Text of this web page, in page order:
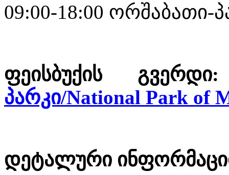
09:00-18:00 ორშაბათი-
ფეისბუქის
პარკი/National Park of
დეტალური